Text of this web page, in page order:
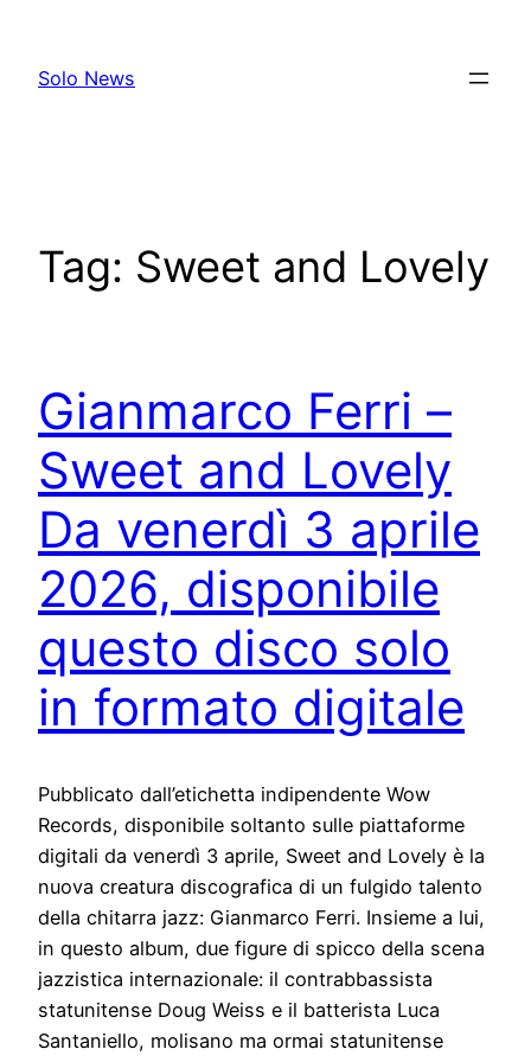
content
Solo News
Tag: Sweet and Lovely
Gianmarco Ferri –
Sweet and Lovely
Da venerdì 3 aprile
2026, disponibile
questo disco solo
in formato digitale
Pubblicato dall’etichetta indipendente Wow
Records, disponibile soltanto sulle piattaforme
digitali da venerdì 3 aprile, Sweet and Lovely è la
nuova creatura discografica di un fulgido talento
della chitarra jazz: Gianmarco Ferri. Insieme a lui,
in questo album, due figure di spicco della scena
jazzistica internazionale: il contrabbassista
statunitense Doug Weiss e il batterista Luca
Santaniello, molisano ma ormai statunitense